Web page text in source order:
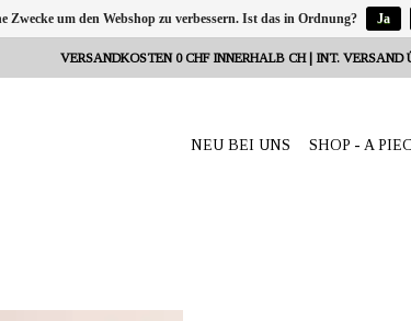
VERSANDKOSTEN 0 CHF INNERHALB CH | INT. VERSAND
NEU BEI UNS SHOP - A
um den Webshop zu verbessern. Ist das in Ordnung? Ja